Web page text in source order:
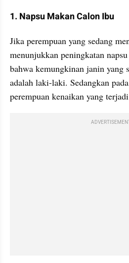
1. Napsu Makan Calon Ibu
Jika perempuan yang sedang
menunjukkan peningkatan
bahwa kemungkinan janin yang
adalah laki-laki. Sedangkan
perempuan kenaikan yang